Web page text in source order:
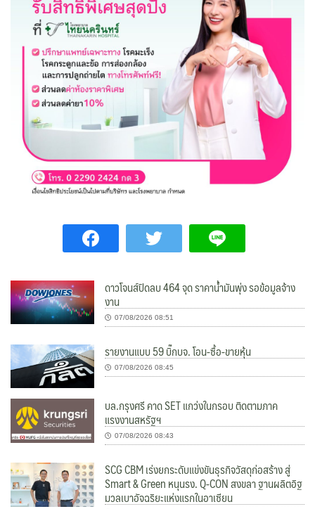
ดาวโจนส์ปิดลบ 464 จุด ราคาน้ำมันพุ่ง รอข้อมูลจ้าง
งาน
07/08/2026 08:51
รายงานแบบ 59 บิ๊กบจ. โอน-ซื้อ-ขายหุ้น
07/08/2026 08:45
บล.กรุงศรี คาด SET แกว่งในกรอบ ติดตามภาค
แรงงานสหรัฐฯ
07/08/2026 08:43
SCG CBM เร่งยกระดับแข่งขันธุรกิจวัสดุก่อสร้าง สู่
Smart & Green หนุนรง. Q-CON สงขลา ฐานผลิตอิฐ
มวลเบาอัจฉริยะแห่งแรกในอาเซียน